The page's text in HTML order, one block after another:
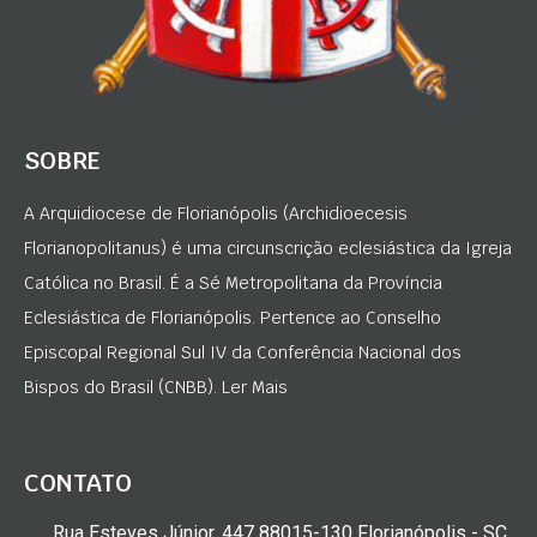
SOBRE
A Arquidiocese de Florianópolis (Archidioecesis
Florianopolitanus) é uma circunscrição eclesiástica da Igreja
Católica no Brasil. É a Sé Metropolitana da Província
Eclesiástica de Florianópolis. Pertence ao Conselho
Episcopal Regional Sul IV da Conferência Nacional dos
Bispos do Brasil (CNBB). Ler Mais
CONTATO
Rua Esteves Júnior, 447 88015-130 Florianópolis - SC